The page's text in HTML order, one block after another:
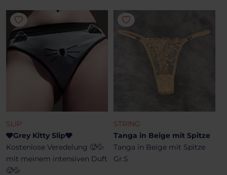
SLIP
🩶Grey Kitty Slip🩶
Kostenlose Veredelung 🥵💦
mit meinem intensiven Duft
🥵💦
STRING
Tanga in Beige mit Spitze
Tanga in Beige mit Spitze
Gr.S